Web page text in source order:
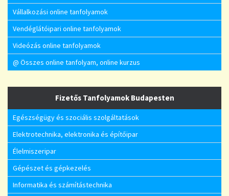
Vállalkozási online tanfolyamok
Vendéglátóipari online tanfolyamok
Videózás online tanfolyamok
@ Összes online tanfolyam, online kurzus
Fizetős Tanfolyamok Budapesten
Egészségügy és szociális szolgáltatások
Elektrotechnika, elektronika és építőipar
Élelmiszeripar
Gépészet és gépkezelés
Informatika és számítástechnika